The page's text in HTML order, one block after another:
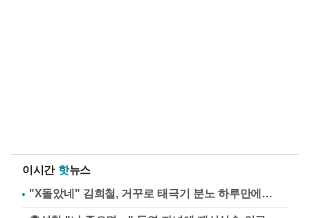
이시간 핫뉴스
"X돌았네" 김희철, 거꾸로 태극기 분노 하루만에…